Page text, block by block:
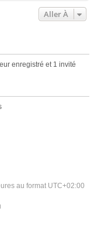
Aller À
enregistré et 1 invité
au format UTC+02:00